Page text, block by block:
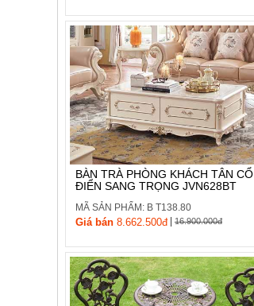
BÀN TRÀ PHÒNG KHÁCH TÂN CỔ
ĐIỂN SANG TRỌNG JVN628BT
MÃ SẢN PHẨM: B T138.80
Giá bán 8.662.500đ| 16.900.000đ